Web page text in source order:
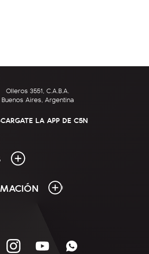
Olleros 3551, C.A.B.A.
Buenos Aires, Argentina
LA APP DE C5N